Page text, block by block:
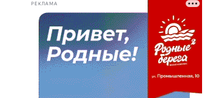
РЕКЛАМА